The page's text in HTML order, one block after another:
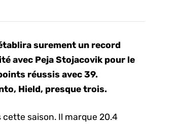
surement un record
avec Peja Stojacovik pour le
réussis avec 39.
Hield, presque trois.
cette saison. Il marque 20.4